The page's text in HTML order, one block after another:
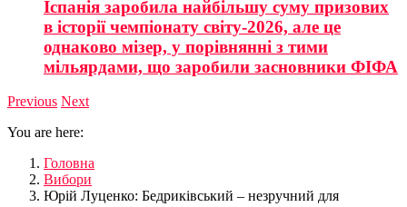
Іспанія заробила найбільшу суму призових
в історії чемпіонату світу-2026, але це
однаково мізер, у порівнянні з тими
мільярдами, що заробили засновники ФІФА
Previous Next
You are here:
Головна
Вибори
Юрій Луценко: Бедриківський – незручний для